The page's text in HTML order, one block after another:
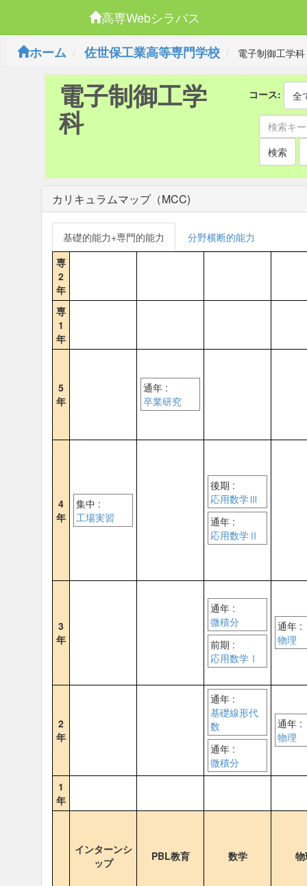
高専Webシラバス
ホーム
佐世保工業高等専門学校 電子制御工学科
電子制御工学
科
コース: 全
検索
カリキュラムマップ（MCC)
基礎的能力+専門的能力
分野横断的能力
専
2
年
専
1
年
5
年
通年 :
卒業研究
4
年
集中 :
工場実習
後期 :
応用数学Ⅲ
通年 :
応用数学Ⅱ
3
年
通年 :
微積分
前期 :
応用数学Ⅰ
通年 :
物理
2
年
通年 :
基礎線形代
数
通年 :
微積分
通年 :
物理
1
年
インターンシ
ップ
PBL教育 数学